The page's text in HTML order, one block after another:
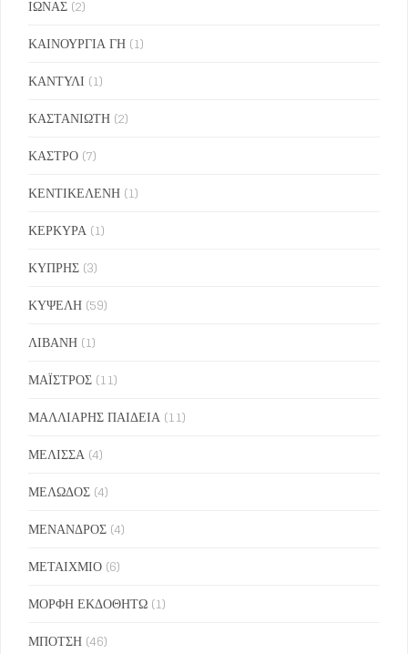
ΙΩΝΑΣ (2)
ΚΑΙΝΟΥΡΓΙΑ ΓΗ (1)
ΚΑΝΤΥΛΙ (1)
ΚΑΣΤΑΝΙΩΤΗ (2)
ΚΑΣΤΡΟ (7)
ΚΕΝΤΙΚΕΛΕΝΗ (1)
ΚΕΡΚΥΡΑ (1)
ΚΥΠΡΗΣ (3)
ΚΥΨΕΛΗ (59)
ΛΙΒΑΝΗ (1)
ΜΑΪΣΤΡΟΣ (11)
ΜΑΛΛΙΑΡΗΣ ΠΑΙΔΕΙΑ (11)
ΜΕΛΙΣΣΑ (4)
ΜΕΛΩΔΟΣ (4)
ΜΕΝΑΝΔΡΟΣ (4)
ΜΕΤΑΙΧΜΙΟ (6)
ΜΟΡΦΗ ΕΚΔΟΘΗΤΩ (1)
ΜΠΟΤΣΗ (46)